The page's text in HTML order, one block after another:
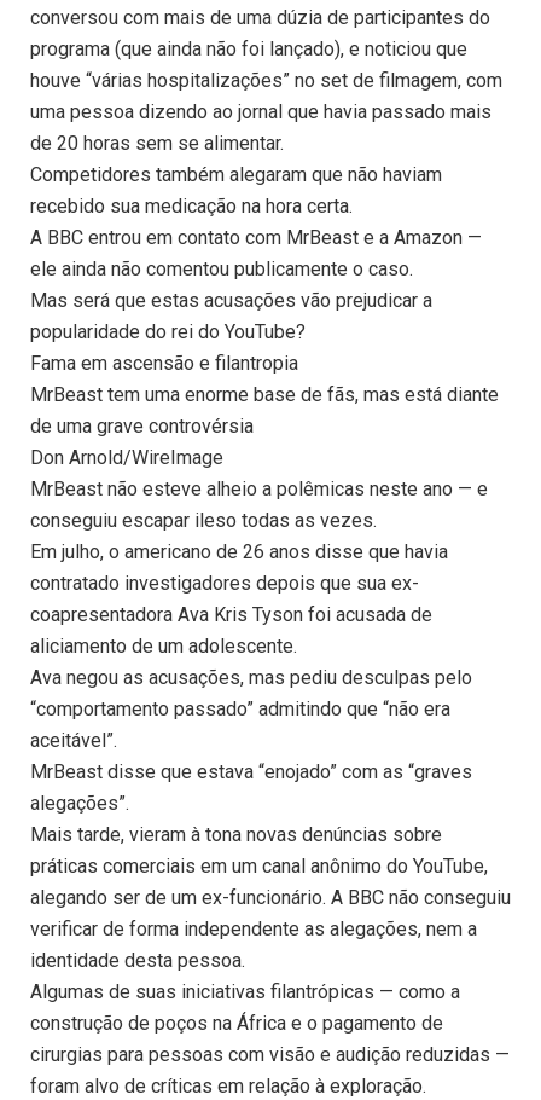
conversou com mais de uma dúzia de participantes do
programa (que ainda não foi lançado), e noticiou que
houve “várias hospitalizações” no set de filmagem, com
uma pessoa dizendo ao jornal que havia passado mais
de 20 horas sem se alimentar.
Competidores também alegaram que não haviam
recebido sua medicação na hora certa.
A BBC entrou em contato com MrBeast e a Amazon —
ele ainda não comentou publicamente o caso.
Mas será que estas acusações vão prejudicar a
popularidade do rei do YouTube?
Fama em ascensão e filantropia
MrBeast tem uma enorme base de fãs, mas está diante
de uma grave controvérsia
Don Arnold/WireImage
MrBeast não esteve alheio a polêmicas neste ano — e
conseguiu escapar ileso todas as vezes.
Em julho, o americano de 26 anos disse que havia
contratado investigadores depois que sua ex-
coapresentadora Ava Kris Tyson foi acusada de
aliciamento de um adolescente.
Ava negou as acusações, mas pediu desculpas pelo
“comportamento passado” admitindo que “não era
aceitável”.
MrBeast disse que estava “enojado” com as “graves
alegações”.
Mais tarde, vieram à tona novas denúncias sobre
práticas comerciais em um canal anônimo do YouTube,
alegando ser de um ex-funcionário. A BBC não conseguiu
verificar de forma independente as alegações, nem a
identidade desta pessoa.
Algumas de suas iniciativas filantrópicas — como a
construção de poços na África e o pagamento de
cirurgias para pessoas com visão e audição reduzidas —
foram alvo de críticas em relação à exploração.